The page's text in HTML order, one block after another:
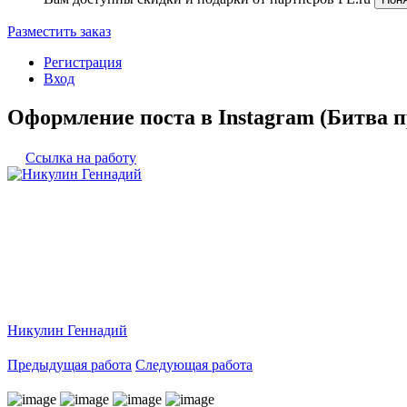
Разместить заказ
Регистрация
Вход
Оформление поста в Instagram (Битва
Ссылка на работу
Никулин Геннадий
Предыдущая работа Следующая работа